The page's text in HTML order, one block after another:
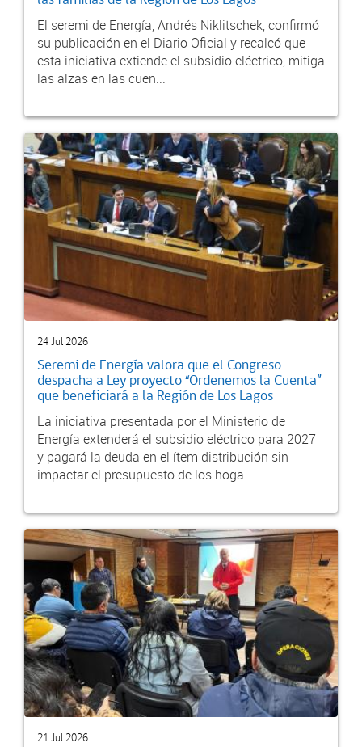
El seremi de Energía, Andrés Niklitschek, confirmó
su publicación en el Diario Oficial y recalcó que
esta iniciativa extiende el subsidio eléctrico, mitiga
las alzas en las cuen...
24 Jul 2026
Seremi de Energía valora que el Congreso
despacha a Ley proyecto “Ordenemos la Cuenta”
que beneficiará a la Región de Los Lagos
La iniciativa presentada por el Ministerio de
Energía extenderá el subsidio eléctrico para 2027
y pagará la deuda en el ítem distribución sin
impactar el presupuesto de los hoga...
21 Jul 2026